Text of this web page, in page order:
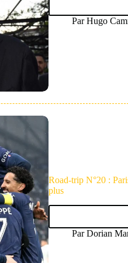
Par Hugo
Road-trip N°20 :
plus
Par Dorian